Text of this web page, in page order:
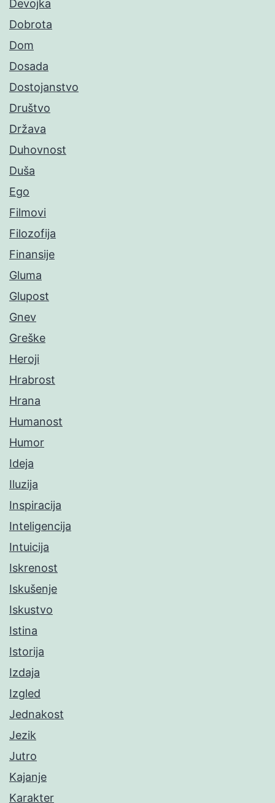
Devojka
Dobrota
Dom
Dosada
Dostojanstvo
Društvo
Država
Duhovnost
Duša
Ego
Filmovi
Filozofija
Finansije
Gluma
Glupost
Gnev
Greške
Heroji
Hrabrost
Hrana
Humanost
Humor
Ideja
Iluzija
Inspiracija
Inteligencija
Intuicija
Iskrenost
Iskušenje
Iskustvo
Istina
Istorija
Izdaja
Izgled
Jednakost
Jezik
Jutro
Kajanje
Karakter